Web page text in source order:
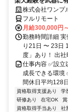
株式会社ワンプ
フルリモート
月給300,000円
勤務時間詳細
り21日 〜 23日
度」あり！ 出
仕事内容 ✅設
成長できる環境
間休日平均
資格取得支援あり 学
研修あり
在宅OK 賞
資格取得手当あり
社